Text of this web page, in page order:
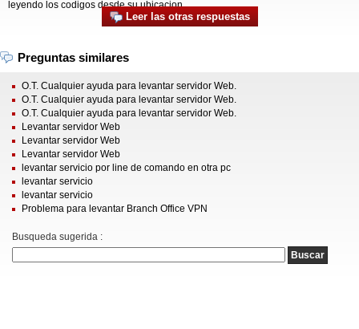
leyendo los codigos desde su ubicacion
Leer las otras respuestas
Preguntas similares
O.T. Cualquier ayuda para levantar servidor Web.
O.T. Cualquier ayuda para levantar servidor Web.
O.T. Cualquier ayuda para levantar servidor Web.
Levantar servidor Web
Levantar servidor Web
Levantar servidor Web
levantar servicio por line de comando en otra pc
levantar servicio
levantar servicio
Problema para levantar Branch Office VPN
Busqueda sugerida :